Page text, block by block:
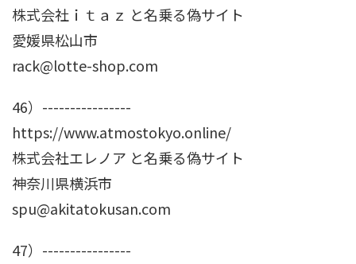
株式会社ｉｔａｚ と名乗る偽サイト
愛媛県松山市
rack@lotte-shop.com
46）----------------
https://www.atmostokyo.online/
株式会社エレノア と名乗る偽サイト
神奈川県横浜市
spu@akitatokusan.com
47）----------------